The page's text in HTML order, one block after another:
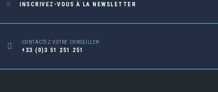
INSCRIVEZ-VOUS À LA NEWSLETTER
CONTACTEZ VOTRE CONSEILLER
+33 (0)3 51 251 251